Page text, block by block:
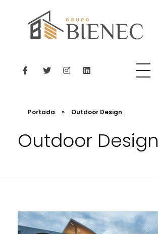
Portada » Outdoor Design
Outdoor Design